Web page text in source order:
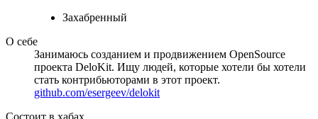
Захабренный
О себе
Занимаюсь созданием и продвижением OpenSource
проекта DeloKit. Ищу людей, которые хотели бы хотели
стать контрибьюторами в этот проект.
github.com/esergeev/delokit
Состоит в хабах